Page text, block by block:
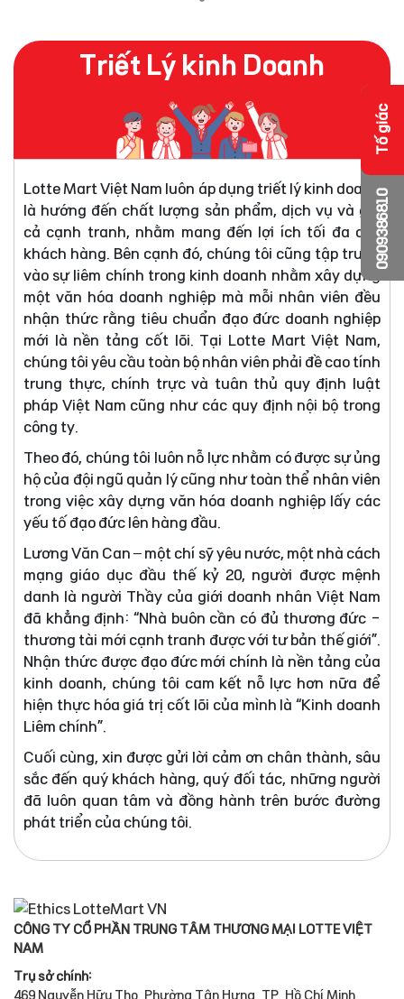
Triết Lý kinh Doanh
Lotte Mart Việt Nam luôn áp dụng triết lý kinh doanh
là hướng đến chất lượng sản phẩm, dịch vụ và giá
cả cạnh tranh, nhằm mang đến lợi ích tối đa cho
khách hàng. Bên cạnh đó, chúng tôi cũng tập trung
vào sự liêm chính trong kinh doanh nhằm xây dựng
một văn hóa doanh nghiệp mà mỗi nhân viên đều
nhận thức rằng tiêu chuẩn đạo đức doanh nghiệp
mới là nền tảng cốt lõi. Tại Lotte Mart Việt Nam,
chúng tôi yêu cầu toàn bộ nhân viên phải đề cao tính
trung thực, chính trực và tuân thủ quy định luật
pháp Việt Nam cũng như các quy định nội bộ trong
công ty.
Theo đó, chúng tôi luôn nỗ lực nhằm có được sự ủng
hộ của đội ngũ quản lý cũng như toàn thể nhân viên
trong việc xây dựng văn hóa doanh nghiệp lấy các
yếu tố đạo đức lên hàng đầu.
Lương Văn Can – một chí sỹ yêu nước, một nhà cách
mạng giáo dục đầu thế kỷ 20, người được mệnh
danh là người Thầy của giới doanh nhân Việt Nam
đã khẳng định: “Nhà buôn cần có đủ thương đức -
thương tài mới cạnh tranh được với tư bản thế giới”.
Nhận thức được đạo đức mới chính là nền tảng của
kinh doanh, chúng tôi cam kết nỗ lực hơn nữa để
hiện thực hóa giá trị cốt lõi của mình là “Kinh doanh
Liêm chính”.
Cuối cùng, xin được gửi lời cảm ơn chân thành, sâu
sắc đến quý khách hàng, quý đối tác, những người
đã luôn quan tâm và đồng hành trên bước đường
phát triển của chúng tôi.
CÔNG TY CỔ PHẦN TRUNG TÂM THƯƠNG MẠI LOTTE VIỆT
NAM
Trụ sở chính:
469 Nguyễn Hữu Thọ, Phường Tân Hưng, TP. Hồ Chí Minh
0909386810
Tố giác